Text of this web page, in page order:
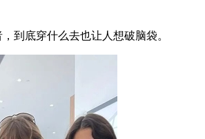
底穿什么去也让人想破脑袋。